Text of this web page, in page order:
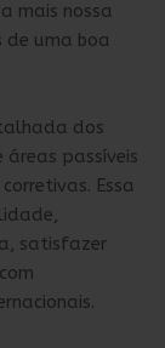
mais nossa
de uma boa
dos
áreas passíveis
Essa
satisfazer